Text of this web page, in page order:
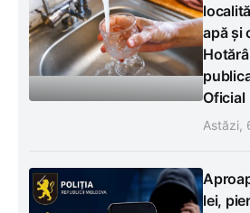
apă și
Oficial
Astăzi,
lei,